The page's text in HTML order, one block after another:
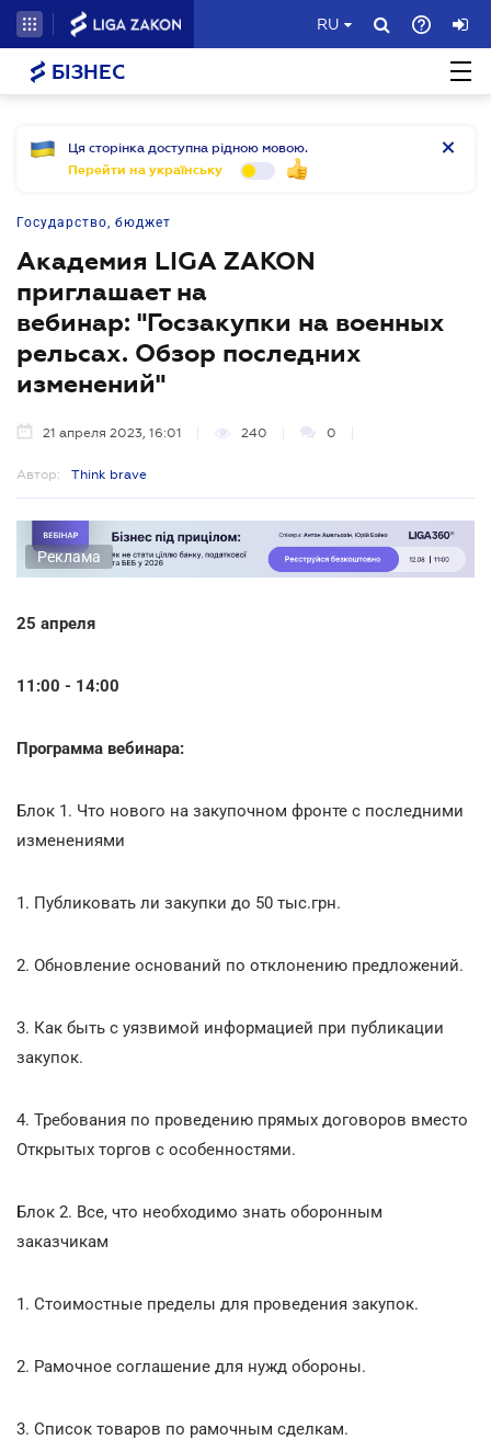
RU
БІЗНЕС
Ця сторінка доступна рідною мовою.
Перейти на українську
Государство, бюджет
Академия LIGA ZAKON
приглашает на
вебинар: "Госзакупки на военных
рельсах. Обзор последних
изменений"
21 апреля 2023, 16:01 240 0
Автор: Think brave
Реклама
25 апреля
11:00 - 14:00
Программа вебинара:
Блок 1. Что нового на закупочном фронте с последними
изменениями
1. Публиковать ли закупки до 50 тыс.грн.
2. Обновление оснований по отклонению предложений.
3. Как быть с уязвимой информацией при публикации
закупок.
4. Требования по проведению прямых договоров вместо
Открытых торгов с особенностями.
Блок 2. Все, что необходимо знать оборонным
заказчикам
1. Стоимостные пределы для проведения закупок.
2. Рамочное соглашение для нужд обороны.
3. Список товаров по рамочным сделкам.